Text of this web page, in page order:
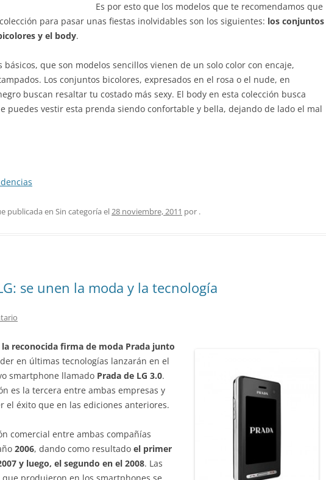
Es por esto que los modelos que te recomendamos que
para pasar unas fiestas inolvidables son los siguientes: los conjuntos
y el body.
básicos, que son modelos sencillos vienen de un solo color con encaje,
Los conjuntos bicolores, expresados en el rosa o el nude, en
buscan resaltar tu costado más sexy. El body en esta colección busca
puedes vestir esta prenda siendo confortable y bella, dejando de lado el mal
publicada en Sin categoría el28 noviembre, 2011 por .
se unen la moda y la tecnología
la reconocida firma de moda Prada junto
en últimas tecnologías lanzarán en el
smartphone llamado Prada de LG 3.0.
es la tercera entre ambas empresas y
el éxito que en las ediciones anteriores.
comercial entre ambas compañías
2006, dando como resultado el primer
y luego, el segundo en el 2008. Las